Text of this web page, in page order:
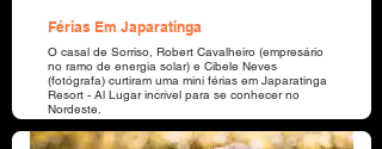
Férias Em Japaratinga
O casal de Sorriso, Robert Cavalheiro (empresário
no ramo de energia solar) e Cibele Neves
(fotógrafa) curtiram uma mini férias em Japaratinga
Resort - Al Lugar incrível para se conhecer no
Nordeste.